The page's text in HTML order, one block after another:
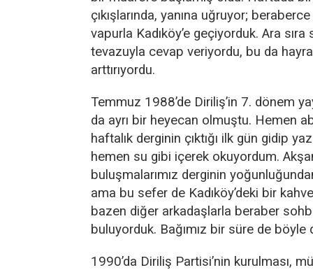
çıkışlarında, yanına uğruyor;
vapurla Kadıköy’e geçiyorduk. Ara
tevazuyla cevap veriyordu, bu da
arttırıyordu.
Temmuz 1988’de Diriliş’in 7. dönem
da ayrı bir heyecan olmuştu. Hemen
haftalık derginin çıktığı ilk gün gidip
hemen su gibi içerek okuyordum.
buluşmalarımız derginin
ama bu sefer de Kadıköy’deki bir
bazen diğer arkadaşlarla beraber
buluyorduk. Bağımız bir süre de böyle
1990’da Diriliş Partisi’nin kurulması,